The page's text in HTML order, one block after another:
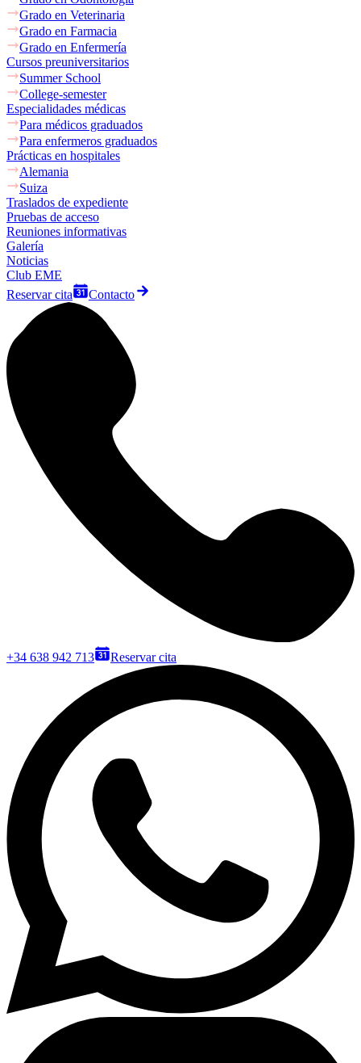
Grado en Veterinaria
Grado en Farmacia
Grado en Enfermería
Cursos preuniversitarios
Summer School
College-semester
Especialidades médicas
Para médicos graduados
Para enfermeros graduados
Prácticas en hospitales
Alemania
Suiza
Traslados de expediente
Pruebas de acceso
Reuniones informativas
Galería
Noticias
Club EME
Reservar cita
Contacto
+34 638 942 713 Reservar cita